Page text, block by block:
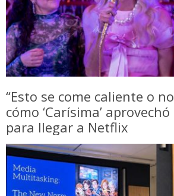
“Esto se come caliente o
cómo ‘Carísima’
para llegar a Netflix